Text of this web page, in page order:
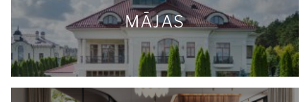
MĀJAS